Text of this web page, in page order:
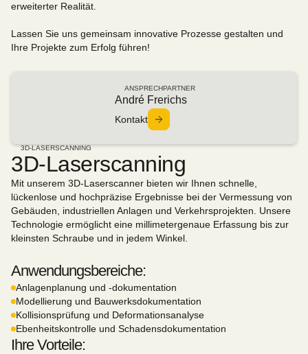
erweiterter Realität.
Lassen Sie uns gemeinsam innovative Prozesse gestalten und
Ihre Projekte zum Erfolg führen!
ANSPRECHPARTNER
André Frerichs
Kontakt
3D-LASERSCANNING
3D-Laserscanning
Mit unserem 3D-Laserscanner bieten wir Ihnen schnelle,
lückenlose und hochpräzise Ergebnisse bei der Vermessung von
Gebäuden, industriellen Anlagen und Verkehrsprojekten. Unsere
Technologie ermöglicht eine millimetergenaue Erfassung bis zur
kleinsten Schraube und in jedem Winkel.
Anwendungsbereiche:
Anlagenplanung und -dokumentation
Modellierung und Bauwerksdokumentation
Kollisionsprüfung und Deformationsanalyse
Ebenheitskontrolle und Schadensdokumentation
Ihre Vorteile: